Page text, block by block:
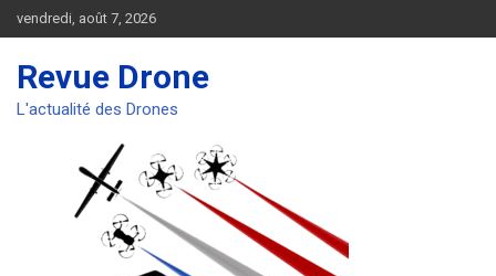
au
vendredi, août 7, 2026
Revue Drone
L'actualité des Drones